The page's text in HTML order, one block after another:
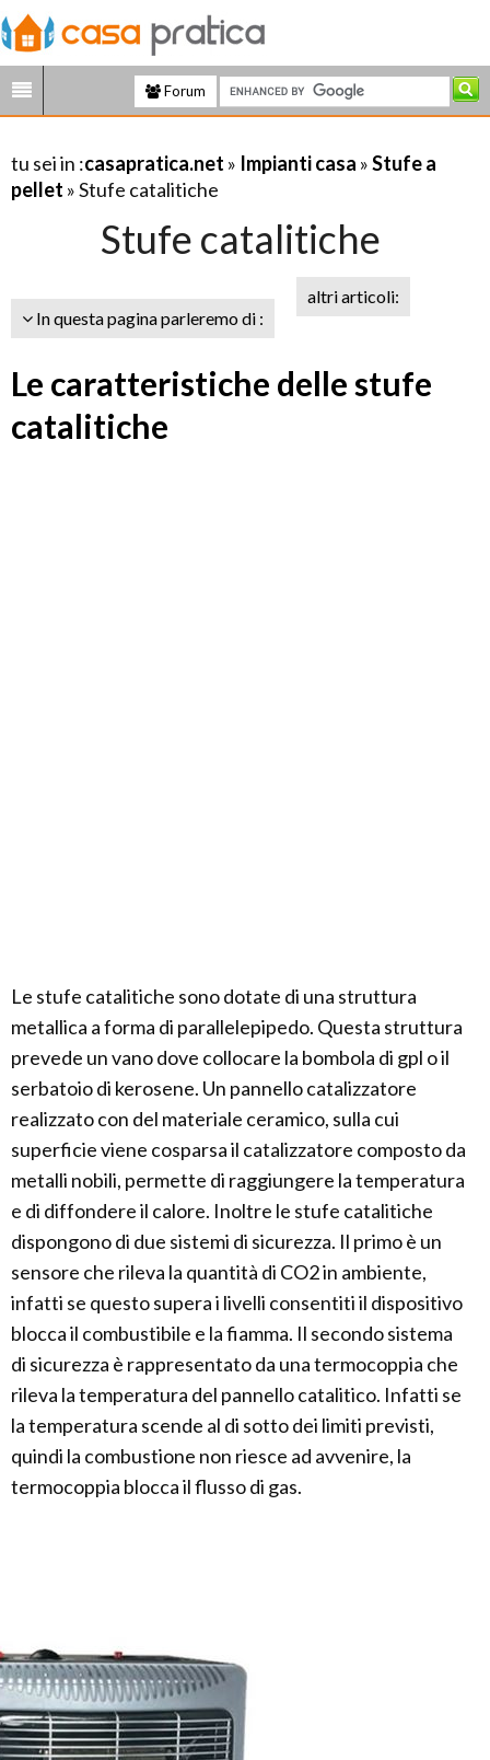
Forum
tu sei in :casapratica.net » Impianti casa »Stufe a
pellet » Stufe catalitiche
Stufe catalitiche
In questa pagina parleremo di :
altri articoli:
Le caratteristiche delle stufe
catalitiche
Le stufe catalitiche sono dotate di una struttura
metallica a forma di parallelepipedo. Questa struttura
prevede un vano dove collocare la bombola di gpl o il
serbatoio di kerosene. Un pannello catalizzatore
realizzato con del materiale ceramico, sulla cui
superficie viene cosparsa il catalizzatore composto da
metalli nobili, permette di raggiungere la temperatura
e di diffondere il calore. Inoltre le stufe catalitiche
dispongono di due sistemi di sicurezza. Il primo è un
sensore che rileva la quantità di CO2 in ambiente,
infatti se questo supera i livelli consentiti il dispositivo
blocca il combustibile e la fiamma. Il secondo sistema
di sicurezza è rappresentato da una termocoppia che
rileva la temperatura del pannello catalitico. Infatti se
la temperatura scende al di sotto dei limiti previsti,
quindi la combustione non riesce ad avvenire, la
termocoppia blocca il flusso di gas.